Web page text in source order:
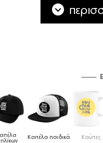
Καπέλα παιδικά Κούπες